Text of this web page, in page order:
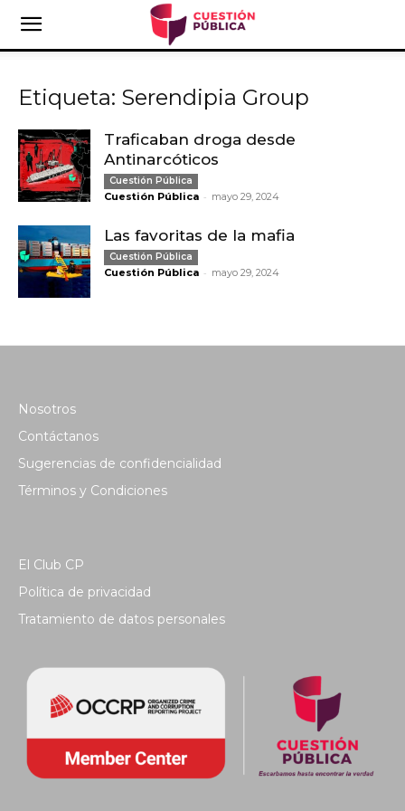
Etiqueta: Serendipia Group
Traficaban droga desde
Antinarcóticos
Cuestión Pública
Cuestión Pública - mayo 29, 2024
Las favoritas de la mafia
Cuestión Pública
Cuestión Pública - mayo 29, 2024
Nosotros
Contáctanos
Sugerencias de confidencialidad
Términos y Condiciones
El Club CP
Política de privacidad
Tratamiento de datos personales